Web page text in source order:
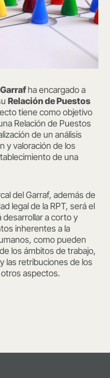
ha encargado a
Relación de Puestos
tiene como objetivo
Relación de Puestos
de un análisis
y valoración de los
de una
del Garraf, además de
legal de la RPT, será el
a corto y
inherentes a la
como pueden
los ámbitos de trabajo,
las retribuciones de los
aspectos.